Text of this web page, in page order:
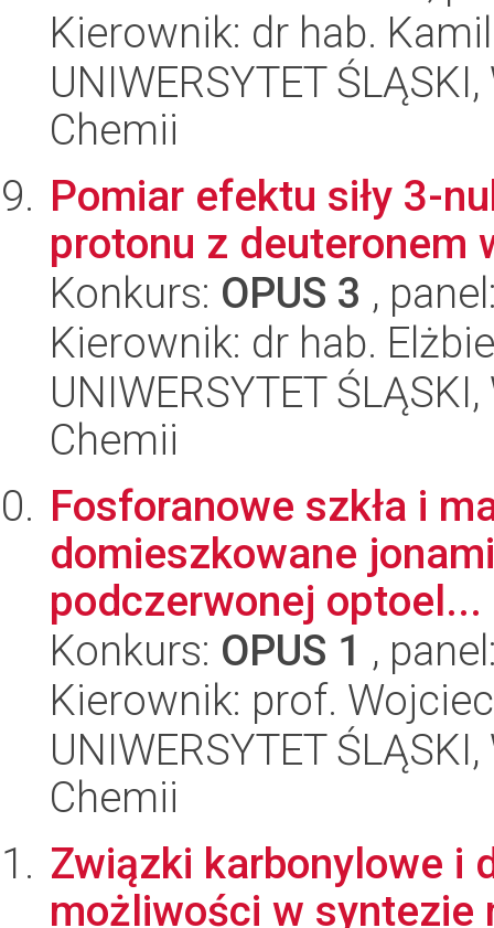
Kierownik: dr hab.
UNIWERSYTET
Chemii
Pomiar efektu siły 3-
protonu z deuteronem
Konkurs: OPUS 3 ,
Kierownik: dr hab.
UNIWERSYTET
Chemii
Fosforanowe szkła i
domieszkowane
podczerwonej optoel...
Konkurs: OPUS 1 ,
Kierownik: prof.
UNIWERSYTET
Chemii
Związki karbonylowe i
możliwości w syntezie